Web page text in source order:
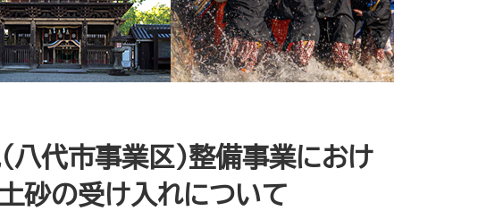
八代市事業区）整備事業におけ
砂の受け入れについて